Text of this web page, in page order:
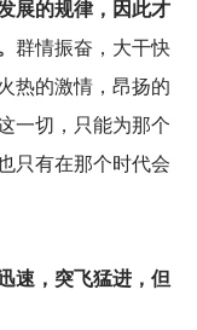
展的规律，因此才
群情振奋，大干快
热的激情，昂扬的
一切，只能为那个
只有在那个时代会
速，突飞猛进，但